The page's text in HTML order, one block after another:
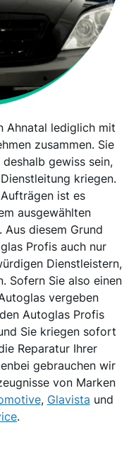
Ahnatal lediglich mit
zusammen. Sie
gewiss sein,
kriegen.
ist es
ausgewählten
diesem Grund
Profis auch nur
Dienstleistern,
Sofern Sie also einen
vergeben
Autoglas Profis
Sie kriegen sofort
Reparatur Ihrer
gebrauchen wir
von Marken
, Glavista und
.